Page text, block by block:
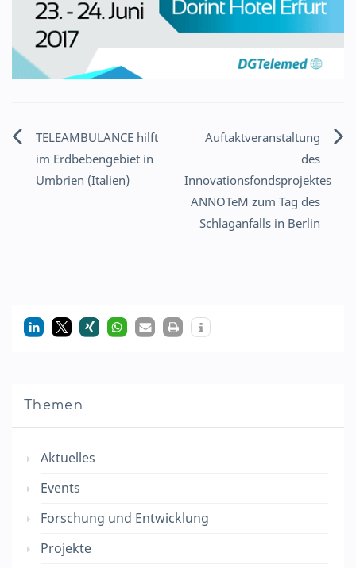
Beitragsnavigation
TELEAMBULANCE hilft
im Erdbebengebiet in
Umbrien (Italien)
Auftaktveranstaltung
des
Innovationsfondsprojektes
ANNOTeM zum Tag des
Schlaganfalls in Berlin
Themen
Aktuelles
Events
Forschung und Entwicklung
Projekte